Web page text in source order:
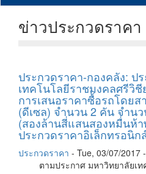
ข่าวประกวดราคา
ประกวดราคา-กองคลัง: ป
เทคโนโลยีราชมงคลศรีวิชี
การเสนอราคาซื้อรถโดย
(ดีเซล) จำนวน 2 คัน จำนว
(สองล้านสี่แสนสองหมื่นห้
ประกวดราคาอิเล็กทรอนิก
ประกวดราคา - Tue, 03/07/2017
ตามประกาศ มหาวิทยาลัยเ